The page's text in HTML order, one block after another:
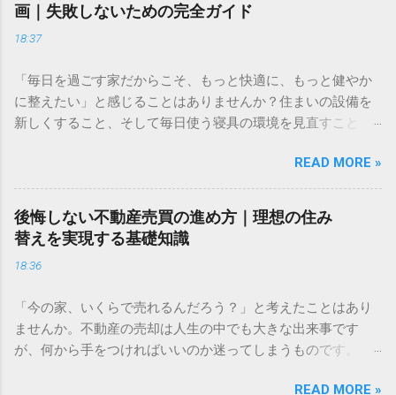
画｜失敗しないための完全ガイド
18:37
「毎日を過ごす家だからこそ、もっと快適に、もっと健やか
に整えたい」と感じることはありませんか？住まいの設備を
新しくすること、そして毎日使う寝具の環境を見直すこと
の住まいづくりと、家族の健康を守るための第一歩をここか
ら始めてみましょう。 ✅ ＞ [無料でリフォームのプロに相談
してみる] ✅ ＞ [実際の設備を体感！ショールームの見学予約]
✅ ＞ [ダニ・ハウスダストを遮断する高機能寝具をチェック]
長年住み続けてきたマイホーム。「キッチンが古くなって使
いにくい」「冬場の冷え込みが厳しくなってきた」と感じる
て、これまでの間取りが今の家族に合わなくなることもあり
ます。 リフォームは、単に古くなったものを新しくするだけ
ではありません。住まいの性能をアップデートし、家族の笑
READ MORE »
後悔しない不動産売買の進め方｜理想の住み
替えを実現する基礎知識
18:36
「今の家、いくらで売れるんだろう？」と考えたことはあり
ませんか。不動産の売却は人生の中でも大きな出来事です
が、何から手をつければいいのか迷ってしまうものです。 大
READ MORE »